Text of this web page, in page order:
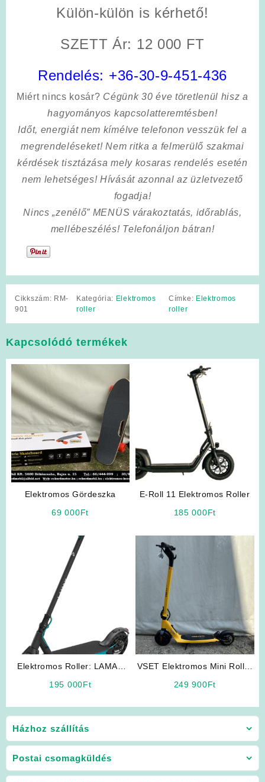
Házhoz szállítás
Postai csomagküldés
Külön-külön is kérhető!
SZETT Ár: 12 000 FT
Rendelés: +36-30-9-451-436
Miért nincs kosár? Cégünk 30 éve töretlenül hisz a
hagyományos kapcsolatteremtésben!
Időt, energiát nem kímélvetelefonon vesszük fel a
megrendeléseket! Nem ritka a felmerülő szakmai
kérdések tisztázása mely kosaras rendelés esetén
nem lehetséges! Hívását azonnal az üzletvezető
fogadja!
Nincs „zenélő” MENÜS várakoztatás, időrablás,
mellébeszélés! Telefonáljon bátran!
Cikkszám: RM-
901
Kategória: Elektromos
roller
Címke: Elektromos
roller
Kapcsolódó termékek
Elektromos Gördeszka
69 000Ft
E-Roll 11 Elektromos Roller
185 000Ft
Elektromos Roller: LAMAX
195 000Ft
VSET Elektromos Mini Roller
249 900Ft